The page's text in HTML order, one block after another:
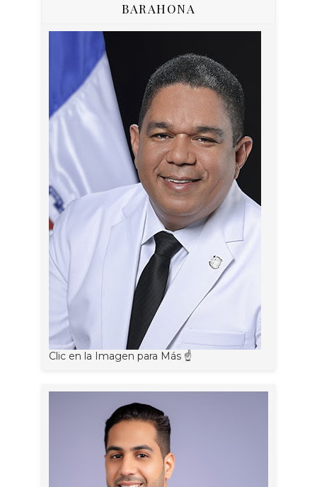
BARAHONA
Clic en la Imagen para Más ☝